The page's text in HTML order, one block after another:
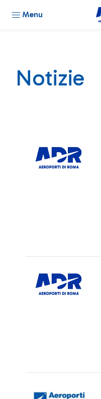
Menu
Notizie